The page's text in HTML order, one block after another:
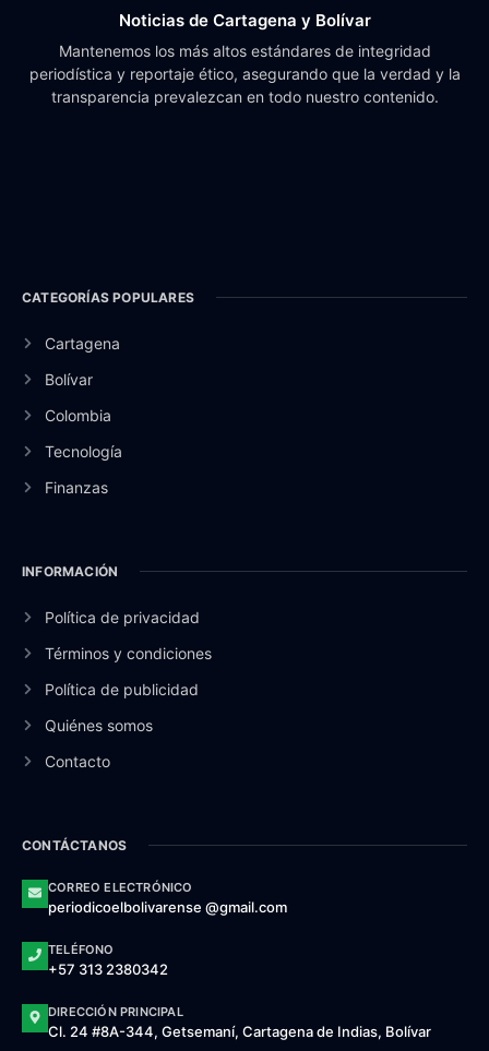
Noticias de Cartagena y Bolívar
Mantenemos los más altos estándares de integridad
periodística y reportaje ético, asegurando que la verdad y la
transparencia prevalezcan en todo nuestro contenido.
CATEGORÍAS POPULARES
Cartagena
Bolívar
Colombia
Tecnología
Finanzas
INFORMACIÓN
Política de privacidad
Términos y condiciones
Política de publicidad
Quiénes somos
Contacto
CONTÁCTANOS
CORREO ELECTRÓNICO
periodicoelbolivarense @gmail.com
TELÉFONO
+57 313 2380342
DIRECCIÓN PRINCIPAL
Cl. 24 #8A-344, Getsemaní, Cartagena de Indias, Bolívar